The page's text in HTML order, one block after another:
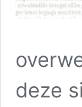
deze